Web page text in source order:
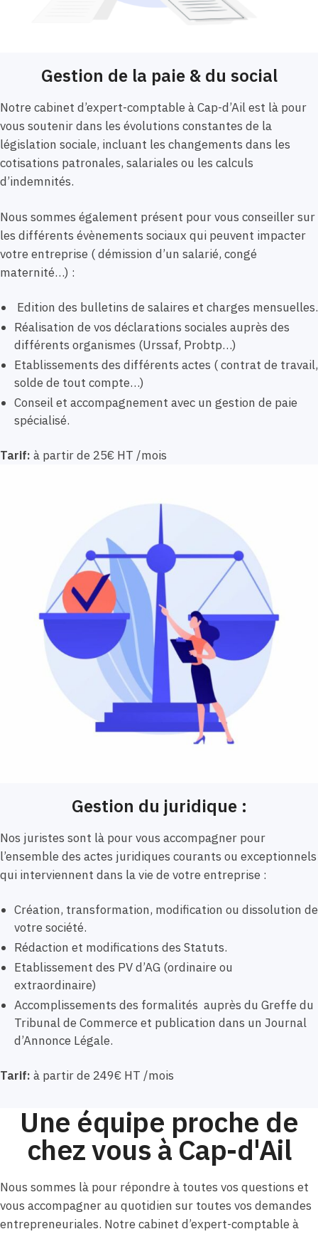
Gestion de la paie & du social
Notre cabinet d’expert-comptable à Cap-d’Ail est là pour
vous soutenir dans les évolutions constantes de la
législation sociale, incluant les changements dans les
cotisations patronales, salariales ou les calculs
d’indemnités.
Nous sommes également présent pour vous conseiller sur
les différents évènements sociaux qui peuvent impacter
votre entreprise ( démission d’un salarié, congé
maternité…) :
Edition des bulletins de salaires et charges mensuelles.
Réalisation de vos déclarations sociales auprès des
différents organismes (Urssaf, Probtp…)
Etablissements des différents actes ( contrat de travail,
solde de tout compte…)
Conseil et accompagnement avec un gestion de paie
spécialisé.
Tarif: à partir de 25€ HT /mois
Gestion du juridique :
Nos juristes sont là pour vous accompagner pour
l’ensemble des actes juridiques courants ou exceptionnels
qui interviennent dans la vie de votre entreprise :
Création, transformation, modification ou dissolution de
votre société.
Rédaction et modifications des Statuts.
Etablissement des PV d’AG (ordinaire ou
extraordinaire)
Accomplissements des formalités auprès du Greffe du
Tribunal de Commerce et publication dans un Journal
d’Annonce Légale.
Tarif: à partir de 249€ HT /mois
Une équipe proche de
chez vous à Cap-d'Ail
Nous sommes là pour répondre à toutes vos questions et
vous accompagner au quotidien sur toutes vos demandes
entrepreneuriales. Notre cabinet d’expert-comptable à